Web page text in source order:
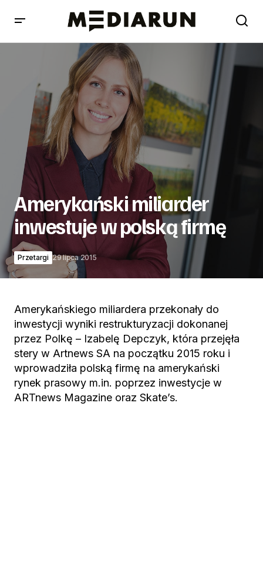
Amerykański miliarder inwestuje w polską firmę
Amerykański miliarder
inwestuje w polską firmę
Przetargi 29 lipca 2015
Amerykańskiego miliardera przekonały do
inwestycji wyniki restrukturyzacji dokonanej
przez Polkę – Izabelę Depczyk, która przejęła
stery w Artnews SA na początku 2015 roku i
wprowadziła polską firmę na amerykański
rynek prasowy m.in. poprzez inwestycje w
ARTnews Magazine oraz Skate’s.